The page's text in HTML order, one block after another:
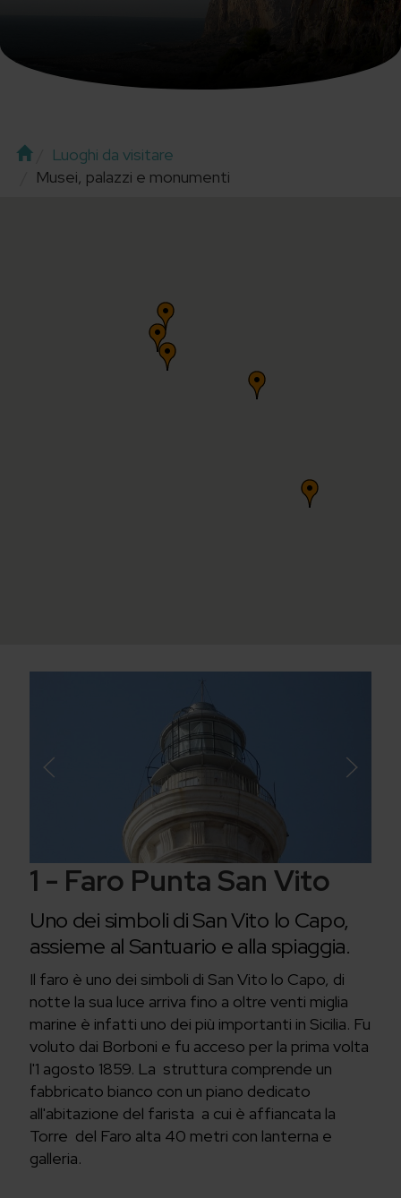
HomeLuoghi da visitare
Musei, palazzi e monumenti
1 - Faro Punta San Vito
Uno dei simboli di San Vito lo Capo,
assieme al Santuario e alla spiaggia.
Il faro è uno dei simboli di San Vito lo Capo, di
notte la sua luce arriva fino a oltre venti miglia
marine è infatti uno dei più importanti in Sicilia. Fu
voluto dai Borboni e fu acceso per la prima volta
l'1 agosto 1859. La struttura comprende un
fabbricato bianco con un piano dedicato
all'abitazione del farista a cui è affiancata la
Torre del Faro alta 40 metri con lanterna e
galleria.